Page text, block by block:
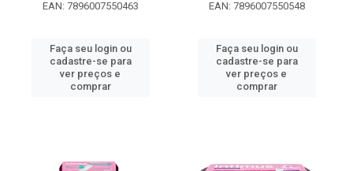
EAN: 7896007550463
Faça seu login ou
cadastre-se para
ver preços e
comprar
EAN: 7896007550548
Faça seu login ou
cadastre-se para
ver preços e
comprar